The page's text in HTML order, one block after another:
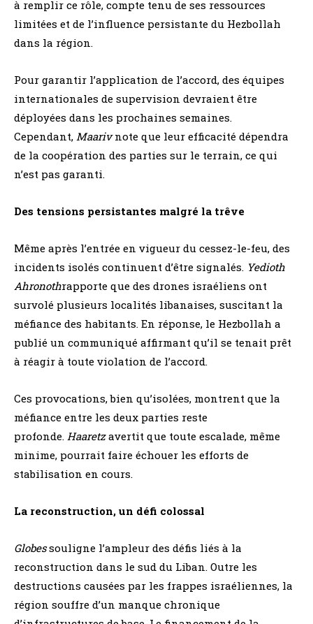
à remplir ce rôle, compte tenu de ses ressources
limitées et de l’influence persistante du Hezbollah
dans la région.
Pour garantir l’application de l’accord, des équipes
internationales de supervision devraient être
déployées dans les prochaines semaines.
Cependant, Maarivnote que leur efficacité dépendra
de la coopération des parties sur le terrain, ce qui
n’est pas garanti.
Des tensions persistantes malgré la trêve
Même après l’entrée en vigueur du cessez-le-feu, des
incidents isolés continuent d’être signalés. Yedioth
Ahronothrapporte que des drones israéliens ont
survolé plusieurs localités libanaises, suscitant la
méfiance des habitants. En réponse, le Hezbollah a
publié un communiqué affirmant qu’il se tenait prêt
à réagir à toute violation de l’accord.
Ces provocations, bien qu’isolées, montrent que la
méfiance entre les deux parties reste
profonde. Haaretzavertit que toute escalade, même
minime, pourrait faire échouer les efforts de
stabilisation en cours.
La reconstruction, un défi colossal
Globessouligne l’ampleur des défis liés à la
reconstruction dans le sud du Liban. Outre les
destructions causées par les frappes israéliennes, la
région souffre d’un manque chronique